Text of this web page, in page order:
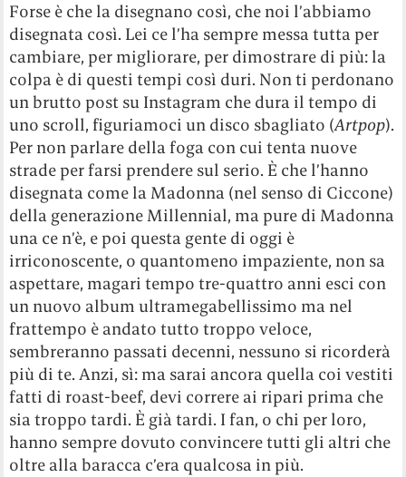
Forse è che la disegnano così, che noi l’abbiamo
disegnata così. Lei ce l’ha sempre messa tutta per
cambiare, per migliorare, per dimostrare di più: la
colpa è di questi tempi così duri. Non ti perdonano
un brutto post su Instagram che dura il tempo di
uno scroll, figuriamoci un disco sbagliato (Artpop).
Per non parlare della foga con cui tenta nuove
strade per farsi prendere sul serio. È che l’hanno
disegnata come la Madonna (nel senso di Ciccone)
della generazione Millennial, ma pure di Madonna
una ce n’è, e poi questa gente di oggi è
irriconoscente, o quantomeno impaziente, non sa
aspettare, magari tempo tre-quattro anni esci con
un nuovo album ultramegabellissimo ma nel
frattempo è andato tutto troppo veloce,
sembreranno passati decenni, nessuno si ricorderà
più di te. Anzi, sì: ma sarai ancora quella coi vestiti
fatti di roast-beef, devi correre ai ripari prima che
sia troppo tardi. È già tardi. I fan, o chi per loro,
hanno sempre dovuto convincere tutti gli altri che
oltre alla baracca c’era qualcosa in più.